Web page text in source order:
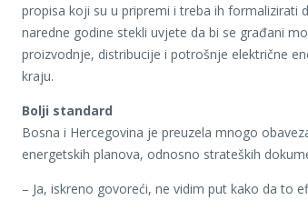
propisa koji su u pripremi i treba ih formalizirati
naredne godine stekli uvjete da bi se građani
proizvodnje, distribucije i potrošnje električne
kraju.
Bolji standard
Bosna i Hercegovina je preuzela mnogo
energetskih planova, odnosno strateških
– Ja, iskreno govoreći, ne vidim put kako da to